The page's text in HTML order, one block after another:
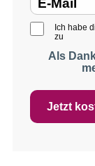
Ich habe
zu
Als
Jetzt